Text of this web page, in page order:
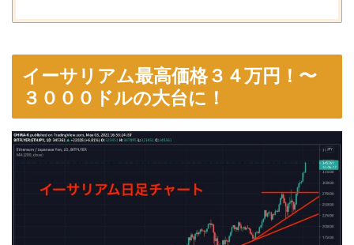
イーサリアム最高価格３４万円！〜
３０００ドルの大台に！